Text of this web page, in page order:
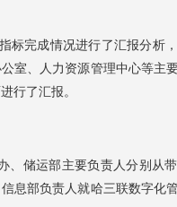
完成情况进行了汇报分析
室、人力资源管理中心等主
行了汇报。
储运部主要负责人分别从
息部负责人就哈三联数字化